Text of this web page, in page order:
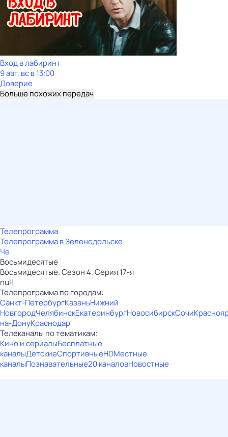
Вход в лабиринт
9 авг, вс в 13:00
Доверие
Больше похожих передач
Телепрограмма
Телепрограмма в Зеленодольске
Че
Восьмидесятые
Восьмидесятые. Сезон 4. Серия 17-я
null
Телепрограмма по городам:
Санкт-ПетербургКазаньНижний
НовгородЧелябинскЕкатеринбургНовосибирскСочи
на-ДонуКраснодар
Телеканалы по тематикам:
Кино и сериалыБесплатные
каналыДетскиеСпортивныеHDМестные
каналыПознавательные20 каналовНовостные